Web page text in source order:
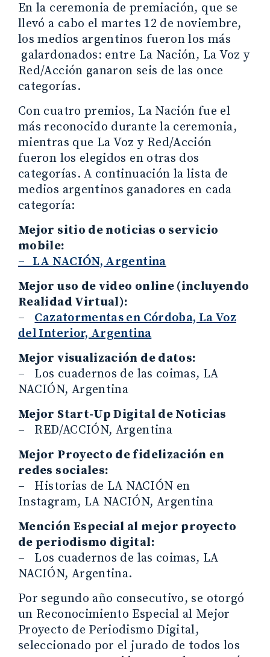
En la ceremonia de premiación, que se
llevó a cabo el martes 12 de noviembre,
los medios argentinos fueron los más
galardonados: entre La Nación, La Voz y
Red/Acción ganaron seis de las once
categorías.
Con cuatro premios, La Nación fue el
más reconocido durante la ceremonia,
mientras que La Voz y Red/Acción
fueron los elegidos en otras dos
categorías. A continuación la lista de
medios argentinos ganadores en cada
categoría:
Mejor sitio de noticias o servicio
mobile:
– LA NACIÓN, Argentina
Mejor uso de video online (incluyendo
Realidad Virtual):
–Cazatormentas en Córdoba, La Voz
del Interior, Argentina
Mejor visualización de datos:
– Los cuadernos de las coimas, LA
NACIÓN, Argentina
Mejor Start-Up Digital de Noticias
– RED/ACCIÓN, Argentina
Mejor Proyecto de fidelización en
redes sociales:
– Historias de LA NACIÓN en
Instagram, LA NACIÓN, Argentina
Mención Especial al mejor proyecto
de periodismo digital:
– Los cuadernos de las coimas, LA
NACIÓN, Argentina.
Por segundo año consecutivo, se otorgó
un Reconocimiento Especial al Mejor
Proyecto de Periodismo Digital,
seleccionado por el jurado de todos los